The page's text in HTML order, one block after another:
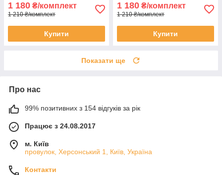
1 180 ₴/комплект
1 210 ₴/комплект
Купити
1 180 ₴/комплект
1 210 ₴/комплект
Купити
Показати ще
Про нас
99% позитивних з 154 відгуків за рік
Працює з 24.08.2017
м. Київ
провулок, Херсонський 1, Київ, Україна
Контакти